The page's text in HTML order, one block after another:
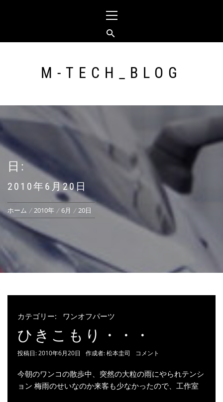
ン
イ
ン
メ
ュ
ー
M-TECH_BLOG
日:
2010年6月20日
ホーム 2010年 6月 20日
カテゴリー: ワンオフパーツ
ひきこもり・・・
投稿日:2010年6月20日 作成者:松本圭司 コメント
今朝のワンコの散歩中、突然の大粒の雨にやられテンシ
ョン 梅雨のせいなのか来客も少なかったので、工作室